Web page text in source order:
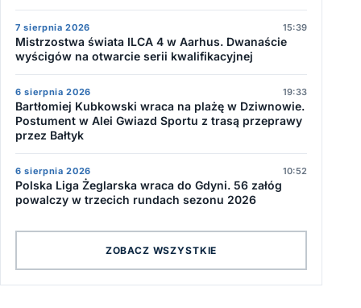
7 sierpnia 2026 15:39
Mistrzostwa świata ILCA 4 w Aarhus. Dwanaście
wyścigów na otwarcie serii kwalifikacyjnej
6 sierpnia 2026 19:33
Bartłomiej Kubkowski wraca na plażę w Dziwnowie.
Postument w Alei Gwiazd Sportu z trasą przeprawy
przez Bałtyk
6 sierpnia 2026 10:52
Polska Liga Żeglarska wraca do Gdyni. 56 załóg
powalczy w trzecich rundach sezonu 2026
ZOBACZ WSZYSTKIE